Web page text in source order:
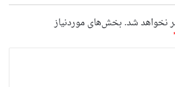
نخواهد شد. بخش‌های موردنیاز